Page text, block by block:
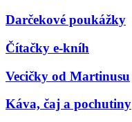
Darčekové poukážky
Čítačky e-kníh
Vecičky od Martinusu
Káva, čaj a pochutiny